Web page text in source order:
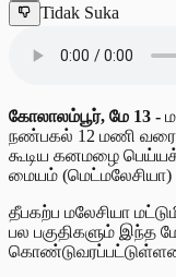
Tidak Suka
கோலாலம்பூர், மே 13 -
நண்பகல் 12 மணி வரை
கூடிய கனமழை
மையம் (மெட்மலேசியா)
தீபகற்ப மலேசியா
பல பகுதிகளும் இந்த